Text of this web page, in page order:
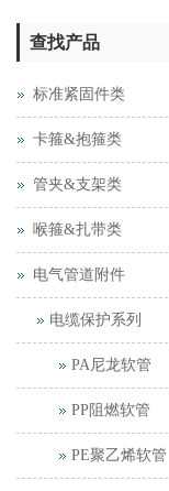
查找产品
标准紧固件类
卡箍&抱箍类
管夹&支架类
喉箍&扎带类
电气管道附件
电缆保护系列
PA尼龙软管
PP阻燃软管
PE聚乙烯软管